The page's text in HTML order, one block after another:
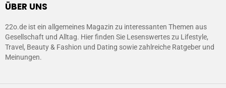
ÜBER UNS
22o.de ist ein allgemeines Magazin zu interessanten Themen aus
Gesellschaft und Alltag. Hier finden Sie Lesenswertes zu Lifestyle,
Travel, Beauty & Fashion und Dating sowie zahlreiche Ratgeber und
Meinungen.